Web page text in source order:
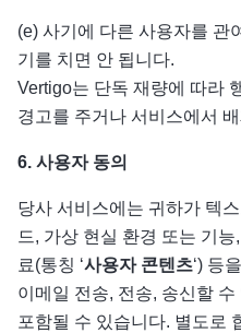
(e) 사기에 다른 사용자를 관
기를 치면 안 됩니다.
Vertigo는 단독 재량에 따라
경고를 주거나 서비스에서
6. 사용자 동의
당사 서비스에는 귀하가 텍
드, 가상 현실 환경 또는 기
료(통칭 ‘사용자 콘텐츠‘) 등
이메일 전송, 전송, 송신할 수
포함될 수 있습니다. 별도로